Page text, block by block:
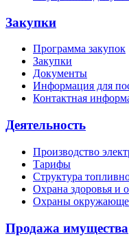
Закупки
Программа закупок
Закупки
Документы
Информация для
Контактная
Деятельность
Производство
Тарифы
Структура
Охрана здоровья и
Охраны
Продажа имущества